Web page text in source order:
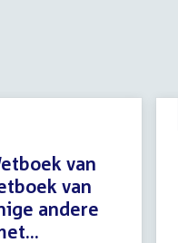
van
van
andere